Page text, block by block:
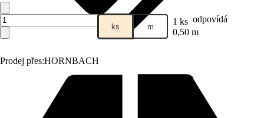
Prodej přes:HORNBACH
ks m 1 ks odpovídá
0,50 m